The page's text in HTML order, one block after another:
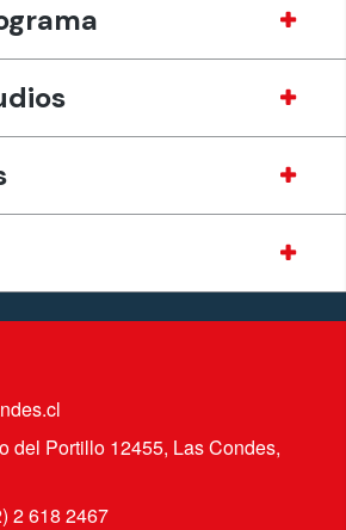
del Portillo 12455, Las Condes,
2 618 2467